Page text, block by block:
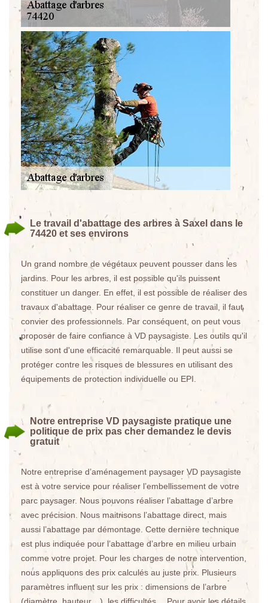
Le travail d'abattage des arbres à Saxel dans le
74420 et ses environs
Un grand nombre de végétaux peuvent pousser dans les
jardins. Pour les arbres, il est possible qu'ils puissent
constituer un danger. En effet, il est possible de réaliser des
travaux d'abattage. Pour réaliser ce genre de travail, il faut
convier des professionnels. Par conséquent, on peut vous
proposer de faire confiance à VD paysagiste. Les outils qu'il
utilise sont d'une efficacité remarquable. Il peut aussi se
protéger contre les risques de blessures en utilisant des
équipements de protection individuelle ou EPI.
Notre entreprise VD paysagiste pratique une
politique de prix pas cher demandez le devis
gratuit
Notre entreprise d’aménagement paysager VD paysagiste
est à votre service pour réaliser l’embellissement de votre
parc paysager. Nous pouvons réaliser l’abattage d’arbre
avec précision. Nous maitrisons l’abattage direct, mais
aussi l’abattage par démontage. Cette dernière technique
est plus indiquée pour l’abattage d’arbre en milieu urbain
comme votre projet. Pour les charges de notre intervention,
nous appliquons des prix calculés au juste prix. Plusieurs
paramètres influent sur les prix : dimensions de l’arbre